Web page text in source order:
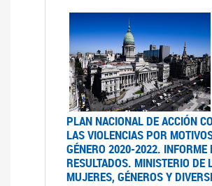
PLAN NACIONAL DE ACCIÓN
LAS VIOLENCIAS POR
GÉNERO 2020-2022. INFORME
RESULTADOS. MINISTERIO DE
MUJERES, GÉNEROS Y